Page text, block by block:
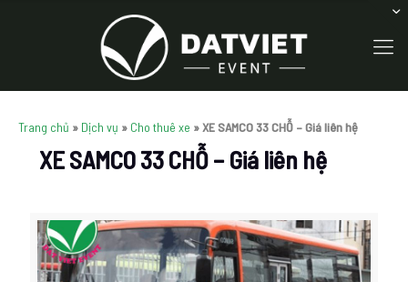
Trang chủ » Dịch vụ » Cho thuê xe »XE SAMCO 33 CHỖ – Giá liên hệ
XE SAMCO 33 CHỖ – Giá liên hệ